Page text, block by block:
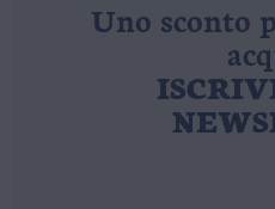
Uno sconto